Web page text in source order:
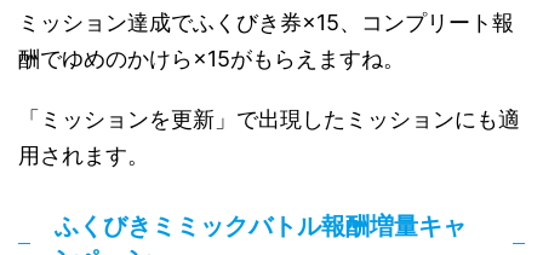
ミッション達成でふくびき券×15、コンプリート報
酬でゆめのかけら×15がもらえますね。
「ミッションを更新」で出現したミッションにも適
用されます。
ふくびきミミックバトル報酬増量キャ